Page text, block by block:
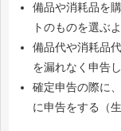
備品や消耗品を
トのものを選ぶ
備品代や消耗品
を漏れなく申告
確定申告の際に
に申告をする（